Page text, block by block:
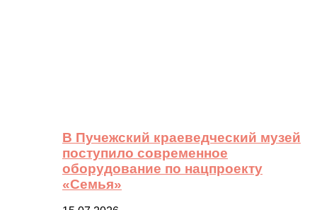
В Пучежский краеведческий музей
поступило современное
оборудование по нацпроекту
«Семья»